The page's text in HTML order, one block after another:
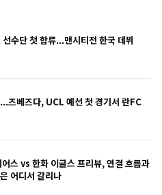
수단 첫 합류...맨시티전 한국 데뷔
즈베즈다, UCL 예선 첫 경기서 란FC
스 vs 한화 이글스 프리뷰, 연결 흐름과
어디서 갈리나